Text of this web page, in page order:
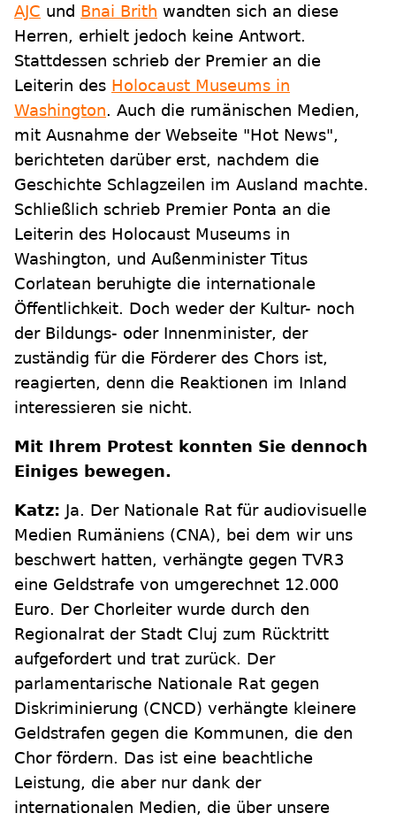
AJC und Bnai Brith wandten sich an diese
Herren, erhielt jedoch keine Antwort.
Stattdessen schrieb der Premier an die
Leiterin des Holocaust Museums in
Washington. Auch die rumänischen Medien,
mit Ausnahme der Webseite "Hot News",
berichteten darüber erst, nachdem die
Geschichte Schlagzeilen im Ausland machte.
Schließlich schrieb Premier Ponta an die
Leiterin des Holocaust Museums in
Washington, und Außenminister Titus
Corlatean beruhigte die internationale
Öffentlichkeit. Doch weder der Kultur- noch
der Bildungs- oder Innenminister, der
zuständig für die Förderer des Chors ist,
reagierten, denn die Reaktionen im Inland
interessieren sie nicht.
Mit Ihrem Protest konnten Sie dennoch
Einiges bewegen.
Katz: Ja. Der Nationale Rat für audiovisuelle
Medien Rumäniens (CNA), bei dem wir uns
beschwert hatten, verhängte gegen TVR3
eine Geldstrafe von umgerechnet 12.000
Euro. Der Chorleiter wurde durch den
Regionalrat der Stadt Cluj zum Rücktritt
aufgefordert und trat zurück. Der
parlamentarische Nationale Rat gegen
Diskriminierung (CNCD) verhängte kleinere
Geldstrafen gegen die Kommunen, die den
Chor fördern. Das ist eine beachtliche
Leistung, die aber nur dank der
internationalen Medien, die über unsere